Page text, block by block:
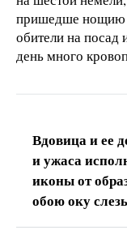
пришедше нощию
обители на посад
день много
Вдовица и ее
и ужаса
иконы от
обою оку